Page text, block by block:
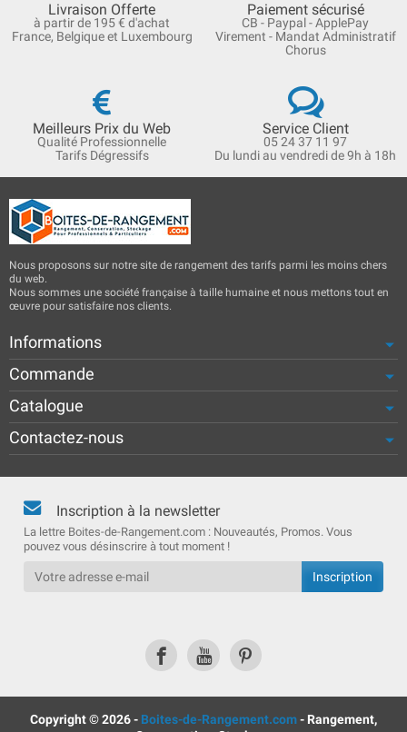
Livraison Offerte
à partir de 195 € d'achat
France, Belgique et Luxembourg
Paiement sécurisé
CB - Paypal - ApplePay
Virement - Mandat Administratif
Chorus
Meilleurs Prix du Web
Qualité Professionnelle
Tarifs Dégressifs
Service Client
05 24 37 11 97
Du lundi au vendredi de 9h à 18h
Nous proposons sur notre site de rangement des tarifs parmi les moins chers
du web.
Nous sommes une société française à taille humaine et nous mettons tout en
œuvre pour satisfaire nos clients.
Informations
Commande
Catalogue
Contactez-nous
Inscription à la newsletter
La lettre Boites-de-Rangement.com : Nouveautés, Promos. Vous
pouvez vous désinscrire à tout moment !
Copyright © 2026 - Boites-de-Rangement.com- Rangement,